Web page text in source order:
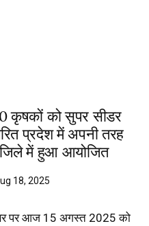
कृषकों को सुपर सीडर
प्रदेश में अपनी तरह
जिले में हुआ आयोजित
18, 2025
पर आज 15 अगस्त 2025 को